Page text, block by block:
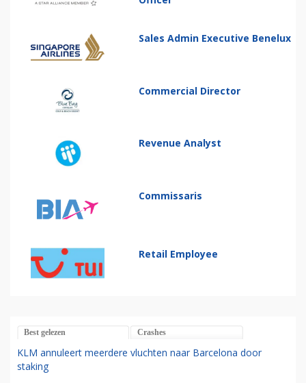
Sales Admin Executive Benelux
Commercial Director
Revenue Analyst
Commissaris
Retail Employee
Best gelezen Crashes
KLM annuleert meerdere vluchten naar Barcelona door
staking